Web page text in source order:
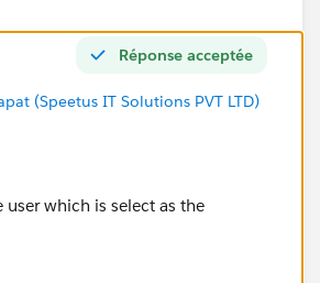
Réponse acceptée
(Speetus IT Solutions PVT LTD)
user which is select as the